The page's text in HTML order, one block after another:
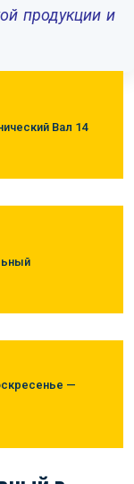
продукции и
Вал 14
—